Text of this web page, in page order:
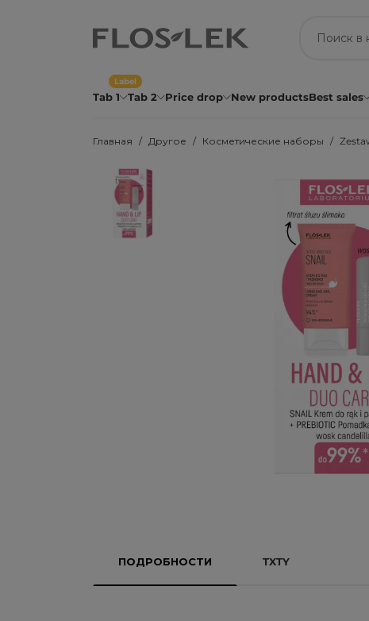
Tab 1 Tab 2
Label
Price drop New productsBest sales
Главная Другое Косметические наборы
ПОДРОБНОСТИ TXTY